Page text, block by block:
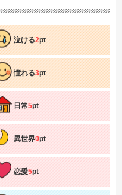
泣ける2pt
憧れる3pt
日常5pt
異世界0pt
恋愛5pt